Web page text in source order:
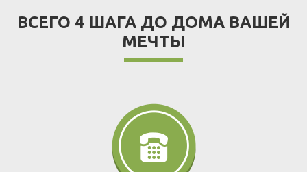
ВСЕГО 4 ШАГА ДО ДОМА ВАШЕЙ
МЕЧТЫ